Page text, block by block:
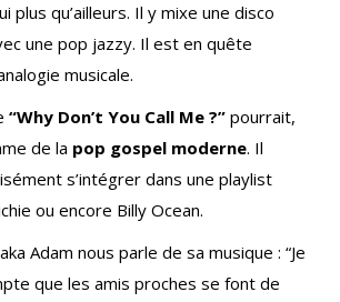
plus qu’ailleurs. Il y mixe une disco
une pop jazzy. Il est en quête
musicale.
“Why Don’t You Call Me ?” pourrait,
de la pop gospel moderne. Il
s’intégrer dans une playlist
ou encore Billy Ocean.
Adam nous parle de sa musique : “Je
que les amis proches se font de